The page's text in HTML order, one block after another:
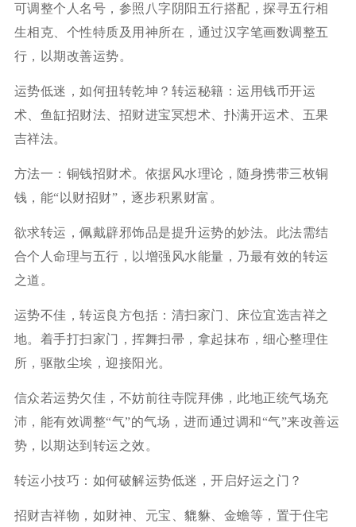
可调整个人名号，参照八字阴阳五行搭配，探寻五行相
生相克、个性特质及用神所在，通过汉字笔画数调整五
行，以期改善运势。
运势低迷，如何扭转乾坤？转运秘籍：运用钱币开运
术、鱼缸招财法、招财进宝冥想术、扑满开运术、五果
吉祥法。
方法一：铜钱招财术。依据风水理论，随身携带三枚铜
钱，能“以财招财”，逐步积累财富。
欲求转运，佩戴辟邪饰品是提升运势的妙法。此法需结
合个人命理与五行，以增强风水能量，乃最有效的转运
之道。
运势不佳，转运良方包括：清扫家门、床位宜选吉祥之
地。着手打扫家门，挥舞扫帚，拿起抹布，细心整理住
所，驱散尘埃，迎接阳光。
信众若运势欠佳，不妨前往寺院拜佛，此地正统气场充
沛，能有效调整“气”的气场，进而通过调和“气”来改善运
势，以期达到转运之效。
转运小技巧：如何破解运势低迷，开启好运之门？
招财吉祥物，如财神、元宝、貔貅、金蟾等，置于住宅